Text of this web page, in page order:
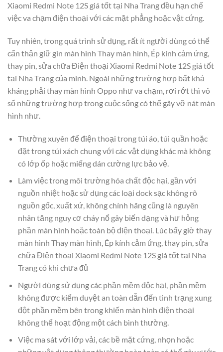
Xiaomi Redmi Note 12S giá tốt tại Nha Trang đều hạn chế
việc va chạm điện thoại với các mặt phẳng hoặc vật cứng.
Tuy nhiên, trong quá trình sử dụng, rất ít người dùng có thể
cẩn thận giữ gìn màn hình Thay màn hình, Ép kính cảm ứng,
thay pin, sửa chữa Điện thoại Xiaomi Redmi Note 12S giá tốt
tại Nha Trang của mình. Ngoài những trường hợp bất khả
kháng phải thay màn hình Oppo như va chạm, rơi rớt thì vô
số những trường hợp trong cuộc sống có thể gây vỡ nát màn
hình như.
Thường xuyên để điện thoại trong túi áo, túi quần hoặc
đặt trong túi xách chung với các vật dụng khác mà không
có lớp ốp hoặc miếng dán cường lực bảo vệ.
Làm việc trong môi trường hóa chất độc hại, gần với
nguồn nhiệt hoặc sử dụng các loại dock sạc không rõ
nguồn gốc, xuất xứ, không chính hãng cũng là nguyên
nhân tăng nguy cơ cháy nổ gây biến dạng và hư hỏng
phần màn hình hoặc toàn bộ điện thoại. Lúc bấy giờ thay
màn hình Thay màn hình, Ép kính cảm ứng, thay pin, sửa
chữa Điện thoại Xiaomi Redmi Note 12S giá tốt tại Nha
Trang có khi chưa đủ
Người dùng sử dụng các phần mềm độc hại, phần mềm
không được kiểm duyệt an toàn dẫn đến tình trạng xung
đột phần mềm bên trong khiến màn hình điện thoại
không thể hoạt động một cách bình thường.
Việc ma sát với lớp vải, các bề mặt cứng, nhọn hoặc